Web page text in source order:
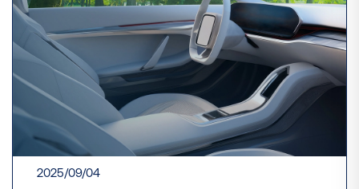
2025/09/04